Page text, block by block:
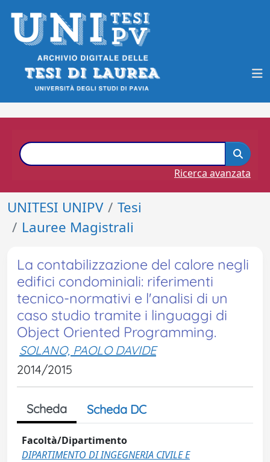
Ricerca avanzata
UNITESI UNIPV
Tesi
Lauree Magistrali
La contabilizzazione del calore negli
edifici condominiali: riferimenti
tecnico-normativi e l'analisi di un
caso studio tramite i linguaggi di
Object Oriented Programming.
SOLANO, PAOLO DAVIDE
2014/2015
Scheda Scheda DC
Facoltà/Dipartimento
DIPARTIMENTO DI INGEGNERIA CIVILE E